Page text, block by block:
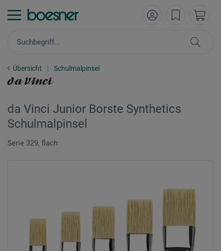
Übersicht Schulmalpinsel
da Vinci Junior Borste Synthetics
Schulmalpinsel
Serie 329, flach